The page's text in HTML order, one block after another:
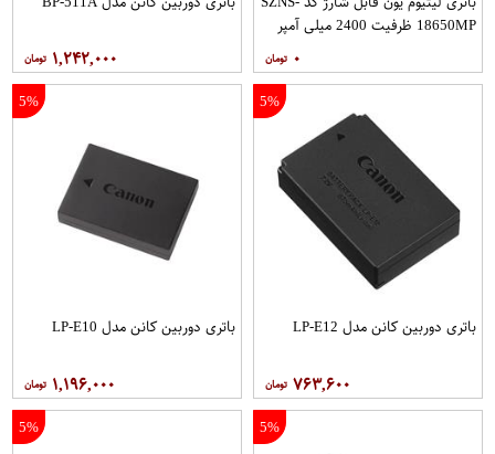
18650MP ظرفیت 2400 میلی آمپر
۰ ۱,۲۴۲,۰۰۰
5%
باتری دوربین کانن مدل LP-E12
۷۶۳,۶۰۰
5%
باتری دوربین کانن مدل LP-E10
۱,۱۹۶,۰۰۰
5%
5%